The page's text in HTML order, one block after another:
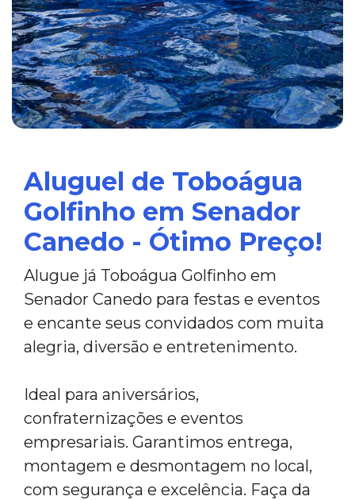
Aluguel de Toboágua
Golfinho em Senador
Canedo - Ótimo Preço!
Alugue já Toboágua Golfinho em
Senador Canedo para festas e eventos
e encante seus convidados com muita
alegria, diversão e entretenimento.
Ideal para aniversários,
confraternizações e eventos
empresariais. Garantimos entrega,
montagem e desmontagem no local,
com segurança e excelência. Faça da